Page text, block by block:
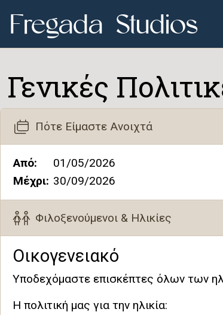
Fregada Studios
Fregada Studios
Γενικές
Πότε Είμαστε Ανοιχτά
Από:
01/05/2026
Μέχρι: 30/09/2026
Φιλοξενούμενοι & Ηλικίες
Οικογενειακό
Υποδεχόμαστε επισκέπτες όλων των
Η πολιτική μας για την ηλικία: